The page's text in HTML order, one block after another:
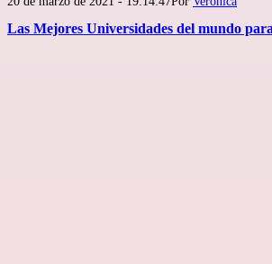
Las Mejores Universidades del mundo